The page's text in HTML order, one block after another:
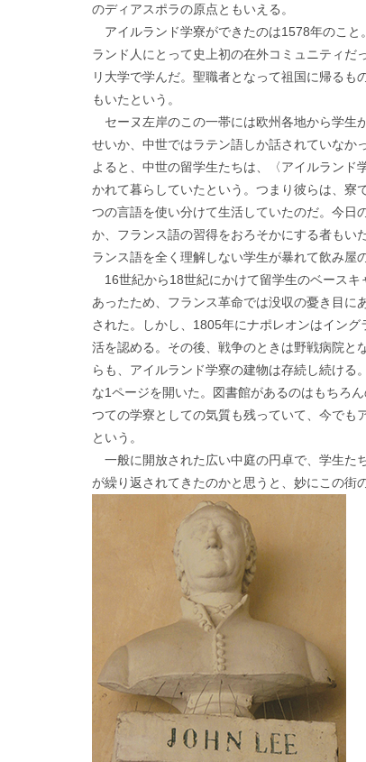
のディアスポラの原点ともいえる。
アイルランド学寮ができたのは1578年のこと
ランド人にとって史上初の在外コミュニティ
リ大学で学んだ。聖職者となって祖国に帰る
もいたという。
セーヌ左岸のこの一帯には欧州各地から学生
せいか、中世ではラテン語しか話されていなか
よると、中世の留学生たちは、〈アイルラン
かれて暮らしていたという。つまり彼らは、寮
つの言語を使い分けて生活していたのだ。今日
か、フランス語の習得をおろそかにする者もい
ランス語を全く理解しない学生が暴れて飲み屋
16世紀から18世紀にかけて留学生のベースキ
あったため、フランス革命では没収の憂き目に
された。しかし、1805年にナポレオンはイン
活を認める。その後、戦争のときは野戦病院と
らも、アイルランド学寮の建物は存続し続け
な1ページを開いた。図書館があるのはもちろ
つての学寮としての気質も残っていて、今でも
という。
一般に開放された広い中庭の円卓で、学生た
が繰り返されてきたのかと思うと、妙にこの街